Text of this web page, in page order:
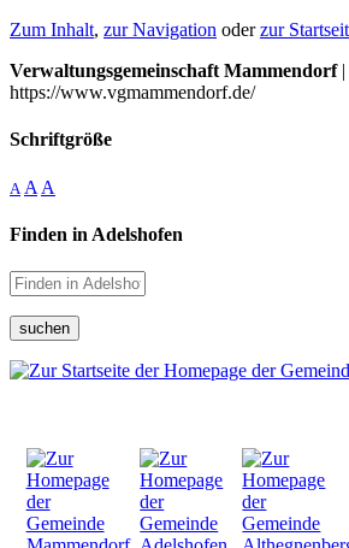
Zum Inhalt, zur Navigation oderzur
Verwaltungsgemeinschaft Mammendorf|
https://www.vgmammendorf.de/
Schriftgröße
A A A
Finden in Adelshofen
suchen